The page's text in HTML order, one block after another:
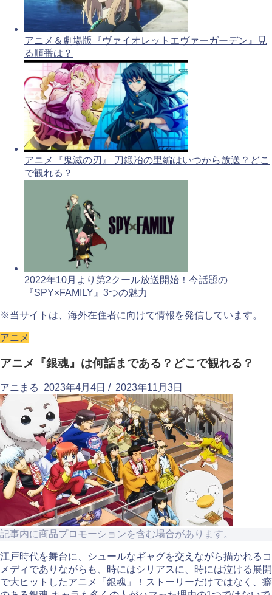
アニメ＆劇場版『ヴァイオレットエヴァーガーデン』見
る順番は？
アニメ『鬼滅の刃』 刀鍛冶の里編はいつから放送？どこ
で観れる？
2022年10月より第2クール放送開始！今話題の
『SPY×FAMILY』3つの魅力
※当サイトは、海外在住者に向けて情報を発信しています。
アニメ
アニメ『銀魂』は何話まである？どこで観れる？
アニまる 2023年4月4日 / 2023年11月3日
記事内に商品プロモーションを含む場合があります。
江戸時代を舞台に、シュールなギャグを交えながら描かれるコ
メディでありながらも、時にはシリアスに、時には泣ける展開
で大ヒットしたアニメ「銀魂」！ストーリーだけではなく、癖